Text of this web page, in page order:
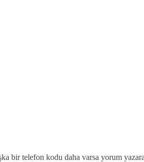
bir telefon kodu daha varsa yorum